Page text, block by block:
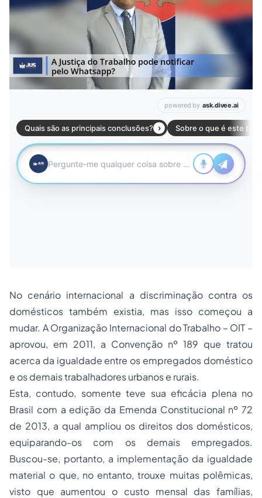
No cenário internacional a discriminação contra os
domésticos também existia, mas isso começou a
mudar. A Organização Internacional do Trabalho – OIT –
aprovou, em 2011, a Convenção nº 189 que tratou
acerca da igualdade entre os empregados doméstico
e os demais trabalhadores urbanos e rurais.
Esta, contudo, somente teve sua eficácia plena no
Brasil com a edição da Emenda Constitucional nº 72
de 2013, a qual ampliou os direitos dos domésticos,
equiparando-os com os demais empregados.
Buscou-se, portanto, a implementação da igualdade
material o que, no entanto, trouxe muitas polêmicas,
visto que aumentou o custo mensal das famílias,